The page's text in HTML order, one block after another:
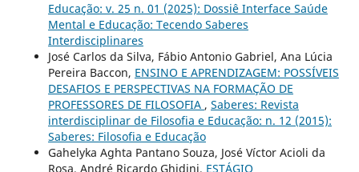
Educação: v. 25 n. 01 (2025): Dossiê Interface Saúde
Mental e Educação: Tecendo Saberes
Interdisciplinares
José Carlos da Silva, Fábio Antonio Gabriel, Ana Lúcia
Pereira Baccon, ENSINO E APRENDIZAGEM: POSSÍVEIS
DESAFIOS E PERSPECTIVAS NA FORMAÇÃO DE
PROFESSORES DE FILOSOFIA , Saberes: Revista
interdisciplinar de Filosofia e Educação: n. 12 (2015):
Saberes: Filosofia e Educação
Gahelyka Aghta Pantano Souza, José Víctor Acioli da
Rosa, André Ricardo Ghidini, ESTÁGIO